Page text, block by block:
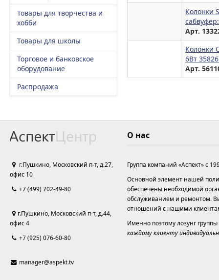
Товары для творчества и
хобби
Товары для школы
Торговое и банковское
оборудование
Распродажа
Колонки
Арт.
Колонки
6Вт
Арт.
г.Пушкино, Московский п-т, д.27,
офис 10
+7 (499) 702-49-80
г.Пушкино, Московский п-т, д.44,
офис 4
+7 (925) 076-60-80
manager@aspekt.tv
О нас
Группа компаний «Аспект» с
Основной элемент нашей
обеспечены необходимой
обслуживанием и ремонтом.
отношений с нашими
Именно поэтому лозунг
каждому клиенту